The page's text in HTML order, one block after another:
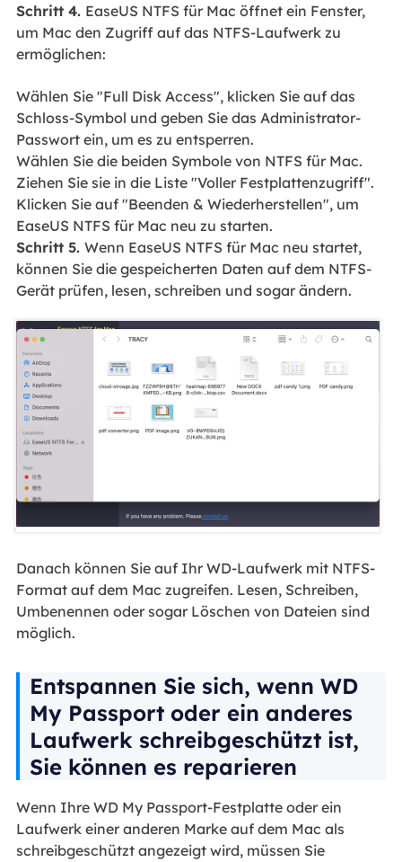
Schritt 4. EaseUS NTFS für Mac öffnet ein Fenster,
um Mac den Zugriff auf das NTFS-Laufwerk zu
ermöglichen:
Wählen Sie "Full Disk Access", klicken Sie auf das
Schloss-Symbol und geben Sie das Administrator-
Passwort ein, um es zu entsperren.
Wählen Sie die beiden Symbole von NTFS für Mac.
Ziehen Sie sie in die Liste "Voller Festplattenzugriff".
Klicken Sie auf "Beenden & Wiederherstellen", um
EaseUS NTFS für Mac neu zu starten.
Schritt 5. Wenn EaseUS NTFS für Mac neu startet,
können Sie die gespeicherten Daten auf dem NTFS-
Gerät prüfen, lesen, schreiben und sogar ändern.
Danach können Sie auf Ihr WD-Laufwerk mit NTFS-
Format auf dem Mac zugreifen. Lesen, Schreiben,
Umbenennen oder sogar Löschen von Dateien sind
möglich.
Entspannen Sie sich, wenn WD
My Passport oder ein anderes
Laufwerk schreibgeschützt ist,
Sie können es reparieren
Wenn Ihre WD My Passport-Festplatte oder ein
Laufwerk einer anderen Marke auf dem Mac als
schreibgeschützt angezeigt wird, müssen Sie